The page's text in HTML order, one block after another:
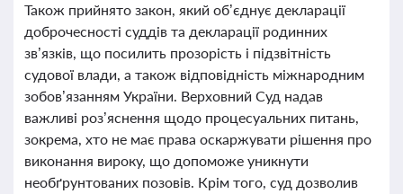
Також прийнято закон, який об’єднує декларації
доброчесності суддів та декларації родинних
зв’язків, що посилить прозорість і підзвітність
судової влади, а також відповідність міжнародним
зобов’язанням України. Верховний Суд надав
важливі роз’яснення щодо процесуальних питань,
зокрема, хто не має права оскаржувати рішення про
виконання вироку, що допоможе уникнути
необґрунтованих позовів. Крім того, суд дозволив